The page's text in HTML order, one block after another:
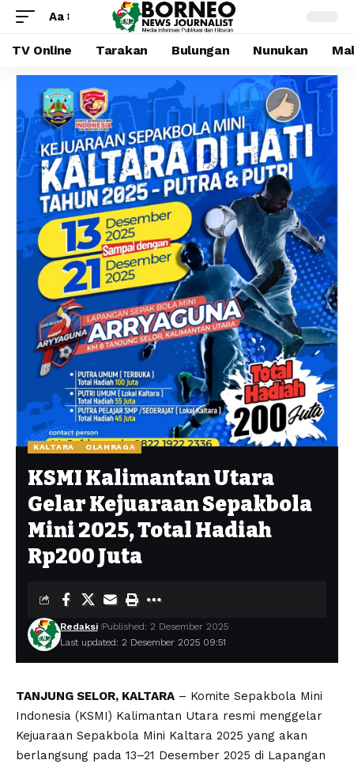
Aa
TV Online Tarakan Bulungan Nunukan
KALTARA OLAHRAGA
KSMI Kalimantan Utara
Gelar Kejuaraan Sepakbola
Mini 2025, Total Hadiah
Rp200 Juta
Last updated: 2 Desember 2025 09:51
Redaksi Published: 2 Desember 2025
TANJUNG SELOR, KALTARA – Komite Sepakbola Mini
Indonesia (KSMI) Kalimantan Utara resmi menggelar
Kejuaraan Sepakbola Mini Kaltara 2025 yang akan
berlangsung pada 13–21 Desember 2025 di Lapangan